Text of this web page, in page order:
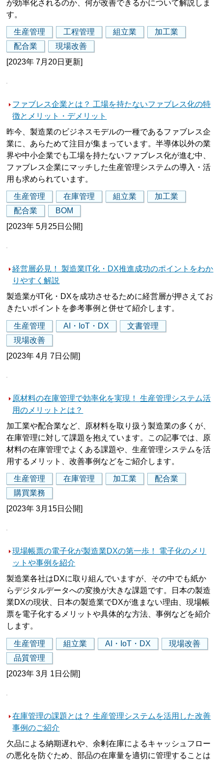
が効率化されるのか、何が改善できるかについて解説しま
す。
生産管理 工程管理 組立業
加工業
配合業
現場改善
[2023年 7月20日更新]
ファブレス企業とは？ 工場を持たないファブレス化の特
徴とメリット・デメリット
昨今、製造業のビジネスモデルの一種であるファブレス企
業に、あらためて注目が集まっています。半導体以外の業
界や中小企業でも工場を持たないファブレス化が進む中、
ファブレス企業にマッチした生産管理システムの導入・活
用も求められています。
生産管理 在庫管理 組立業
加工業
配合業
BOM
[2023年 5月25日公開]
経営層必見！ 製造業IT化・DX推進成功のポイントをわか
りやすく解説
製造業がIT化・DXを成功させるために経営層が押さえてお
きたいポイントを参考事例と併せて紹介します。
生産管理 AI・IoT・DX
文書管理
現場改善
[2023年 4月 7日公開]
原材料の在庫管理で効率化を実現！ 生産管理システム活
用のメリットとは？
加工業や配合業など、原材料を取り扱う製造業の多くが、
在庫管理に対して課題を抱えています。この記事では、原
材料の在庫管理でよくある課題や、生産管理システムを活
用するメリット、改善事例などをご紹介します。
生産管理 在庫管理 加工業
配合業
購買業務
[2023年 3月15日公開]
現場帳票の電子化が製造業DXの第一歩！ 電子化のメリ
ットや事例を紹介
製造業各社はDXに取り組んでいますが、その中でも紙か
らデジタルデータへの変換が大きな課題です。日本の製造
業DXの現状、日本の製造業でDXが進まない理由、現場帳
票を電子化するメリットや具体的な方法、事例などを紹介
します。
生産管理 組立業 AI・IoT・DX
現場改善
品質管理
[2023年 3月 1日公開]
在庫管理の課題とは？ 生産管理システムを活用した改善
事例のご紹介
欠品による納期遅れや、余剰在庫によるキャッシュフロー
の悪化を防ぐため、部品の在庫量を適切に管理することは